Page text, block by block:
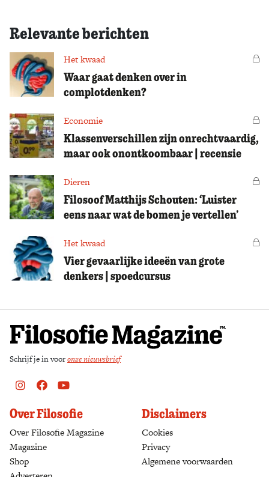
Relevante berichten
Het kwaad
Waar gaat denken over in
complotdenken?
Economie
Klassenverschillen zijn onrechtvaardig,
maar ook onontkoombaar | recensie
Dieren
Filosoof Matthijs Schouten: ‘Luister
eens naar wat de bomen je vertellen’
Het kwaad
Vier gevaarlijke ideeën van grote
denkers | spoedcursus
Schrijf je in vooronze nieuwsbrief
Instagram
FacebookYoutube
Over Filosofie
Over Filosofie Magazine
Magazine
Shop
Disclaimers
Cookies
Privacy
Algemene voorwaarden